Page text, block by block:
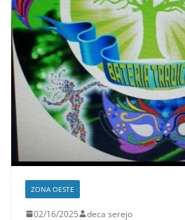
ZONA OESTE
02/16/2025 deca serejo